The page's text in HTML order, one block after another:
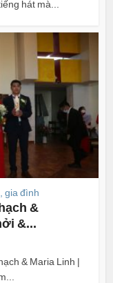
hát mà...
gia đình
&
&...
& Maria Linh |